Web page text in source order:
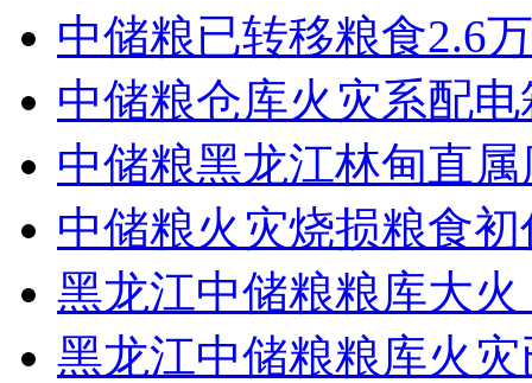
女孩北京地铁殴打老人 痛下狠手拳打脚踢
无痛分娩是否安全 医生回应
外交部：反对强权政治霸凌主义
外交部：有关国家言论片面不公正
中储粮已转移粮食2.6
中储粮仓库火灾系配
中储粮黑龙江林甸直
中储粮火灾烧损粮食初
黑龙江中储粮粮库大
黑龙江中储粮粮库火